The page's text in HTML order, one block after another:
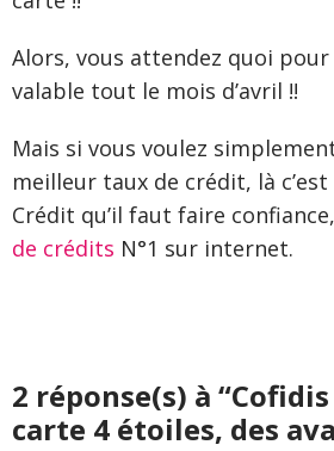
Alors, vous attendez quoi pour
valable tout le mois d’avril !!
Mais si vous voulez
meilleur taux de crédit, là
Crédit qu’il faut faire
de crédits N°1 sur internet.
2 réponse(s) à
carte 4 étoiles, des